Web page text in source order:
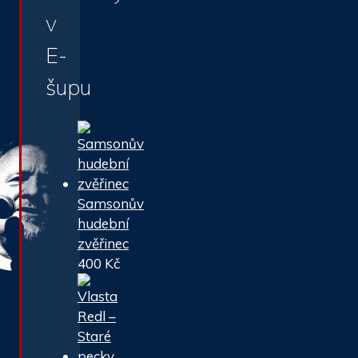
v
E-
šupu
Samsonův
hudební
zvěřinec
400 Kč